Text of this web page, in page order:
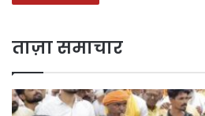
ताज़ा समाचार